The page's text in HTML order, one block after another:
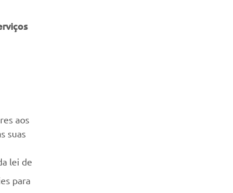
e muito mais
os seus dados pessoais:
aos
suas
lei de
para